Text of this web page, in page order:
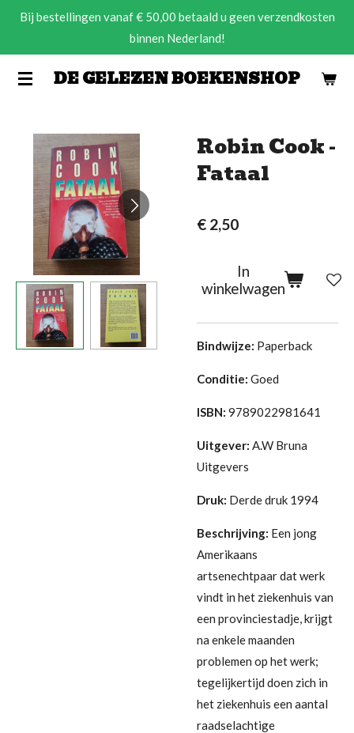
Ga
de
DE GELEZEN BOEKENSHOP
Bij bestellingen vanaf € 50,00 betaald u geen verzendkosten
binnen Nederland!
Robin Cook -
Fataal
€ 2,50
In
winkelwagen
Bindwijze: Paperback
Conditie: Goed
ISBN: 9789022981641
Uitgever: A.W Bruna
Uitgevers
Druk: Derde druk 1994
Beschrijving: Een jong
Amerikaans
artsenechtpaar dat werk
vindt in het ziekenhuis van
een provinciestadje, krijgt
na enkele maanden
problemen op het werk;
tegelijkertijd doen zich in
het ziekenhuis een aantal
raadselachtige